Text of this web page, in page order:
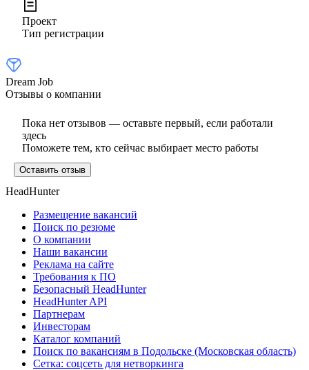
Проект
Тип регистрации
Dream Job
Отзывы о компании
Пока нет отзывов — оставьте первый, если работали
здесь
Поможете тем, кто сейчас выбирает место работы
Оставить отзыв
HeadHunter
Размещение вакансий
Поиск по резюме
О компании
Наши вакансии
Реклама на сайте
Требования к ПО
Безопасный HeadHunter
HeadHunter API
Партнерам
Инвесторам
Каталог компаний
Поиск по вакансиям в Подольске (Московская область)
Сетка: соцсеть для нетворкинга